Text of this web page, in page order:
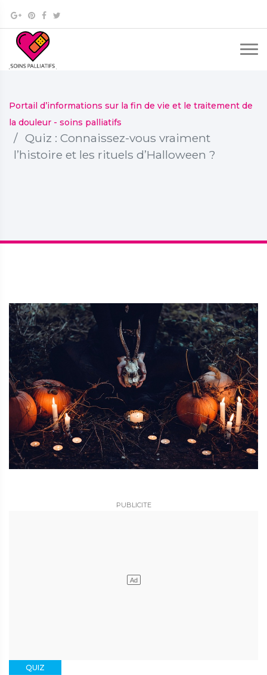
Portail d’informations sur la fin de vie et le traitement de
la douleur - soins palliatifs
Quiz : Connaissez-vous vraiment
l’histoire et les rituels d’Halloween ?
QUIZ